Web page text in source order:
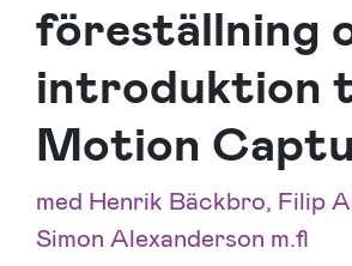
föreställning
introduktion
Motion
med Henrik Bäckbro, Filip
Simon Alexanderson m.fl